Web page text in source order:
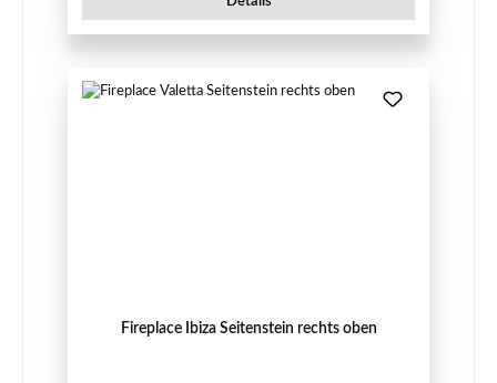
Fireplace Ibiza Seitenstein rechts oben